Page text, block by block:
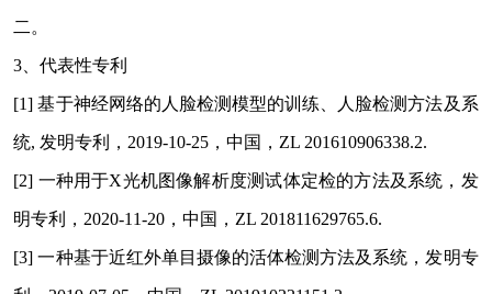
二。
3 、代表性专利
[1]基于神经网络的人脸检测模型的训练、人脸检测方法及系
统, 发明专利，2019-10-25，中国，ZL 201610906338.2.
[2] 一种用于X光机图像解析度测试体定检的方法及系统，发
明专利，2020-11-20，中国，ZL 201811629765.6.
[3]一种基于近红外单目摄像的活体检测方法及系统，发明专